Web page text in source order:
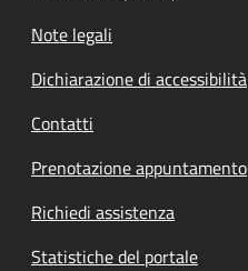
Note legali
Dichiarazione di accessibilità
Contatti
Prenotazione appuntamento
Richiedi assistenza
Statistiche del portale